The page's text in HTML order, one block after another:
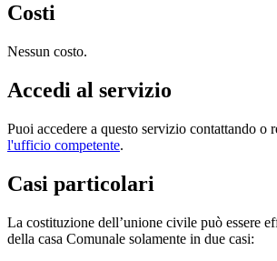
Costi
Nessun costo.
Accedi al servizio
Puoi accedere a questo servizio contattando o
l'ufficio competente.
Casi particolari
La costituzione dell’unione civile può essere
della casa Comunale solamente in due casi: